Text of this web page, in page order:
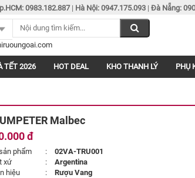
0983.182.887| Hà Nội: 0947.175.093 | Đà Nẵng:
TẾT 2026 HOT DEAL KHO THANH LÝ
PHỤ
Malbec
đ
phẩm :
02VA-TRU001
xứ
:
Argentina
hiệu
:
Rượu Vang